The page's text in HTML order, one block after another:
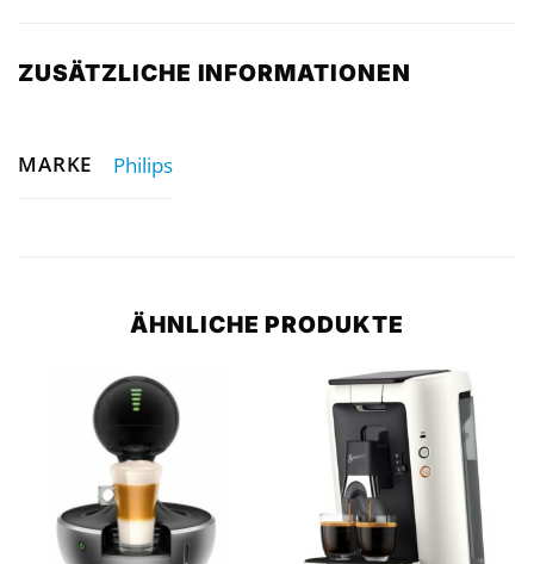
ZUSÄTZLICHE INFORMATIONEN
MARKE Philips
ÄHNLICHE PRODUKTE